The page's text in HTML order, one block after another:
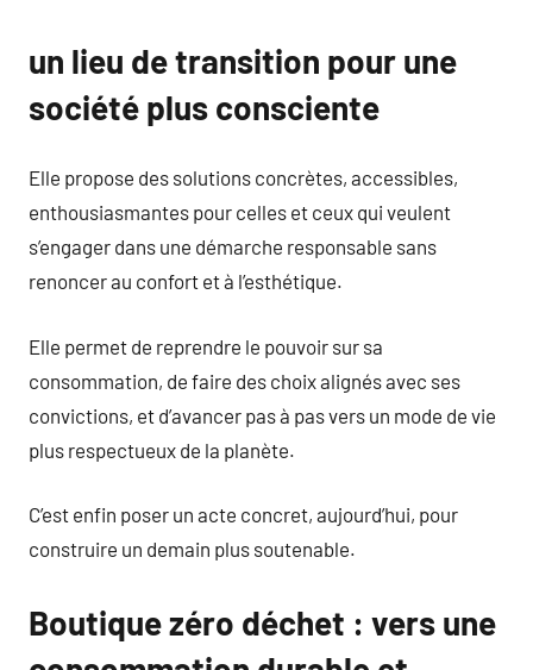
un lieu de transition pour une
société plus consciente
Elle propose des solutions concrètes, accessibles,
enthousiasmantes pour celles et ceux qui veulent
s’engager dans une démarche responsable sans
renoncer au confort et à l’esthétique.
Elle permet de reprendre le pouvoir sur sa
consommation, de faire des choix alignés avec ses
convictions, et d’avancer pas à pas vers un mode de vie
plus respectueux de la planète.
C’est enfin poser un acte concret, aujourd’hui, pour
construire un demain plus soutenable.
Boutique zéro déchet : vers une